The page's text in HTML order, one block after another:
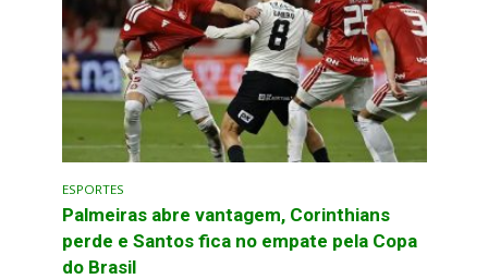
ESPORTES
Palmeiras abre vantagem, Corinthians
perde e Santos fica no empate pela Copa
do Brasil